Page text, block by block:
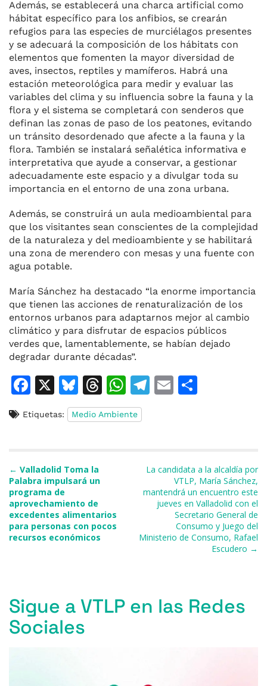
Además, se establecerá una charca artificial como
hábitat específico para los anfibios, se crearán
refugios para las especies de murciélagos presentes
y se adecuará la composición de los hábitats con
elementos que fomenten la mayor diversidad de
aves, insectos, reptiles y mamíferos. Habrá una
estación meteorológica para medir y evaluar las
variables del clima y su influencia sobre la fauna y la
flora y el sistema se completará con senderos que
definan las zonas de paso de los peatones, evitando
un tránsito desordenado que afecte a la fauna y la
flora. También se instalará señalética informativa e
interpretativa que ayude a conservar, a gestionar
adecuadamente este espacio y a divulgar toda su
importancia en el entorno de una zona urbana.
Además, se construirá un aula medioambiental para
que los visitantes sean conscientes de la complejidad
de la naturaleza y del medioambiente y se habilitará
una zona de merendero con mesas y una fuente con
agua potable.
María Sánchez ha destacado “la enorme importancia
que tienen las acciones de renaturalización de los
entornos urbanos para adaptarnos mejor al cambio
climático y para disfrutar de espacios públicos
verdes que, lamentablemente, se habían dejado
degradar durante décadas”.
F
c
b
o
o
k
X
Bl
u
e
y
T
h
re
W
h
at
T
m
E
ar
ti
r
Etiquetas: Medio Ambiente
Navegación de entradas
← Valladolid Toma la
Palabra impulsará un
programa de
aprovechamiento de
excedentes alimentarios
para personas con pocos
recursos económicos
La candidata a la alcaldía por
VTLP, María Sánchez,
mantendrá un encuentro este
jueves en Valladolid con el
Secretario General de
Consumo y Juego del
Ministerio de Consumo, Rafael
Escudero →
Sigue a VTLP en las Redes
Sociales